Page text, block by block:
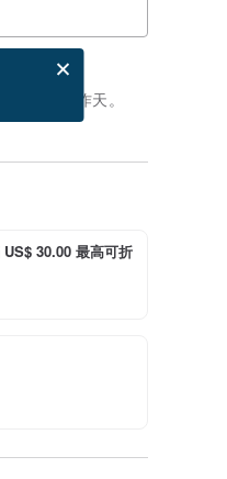
45 個工作天。
30.00 最高可折